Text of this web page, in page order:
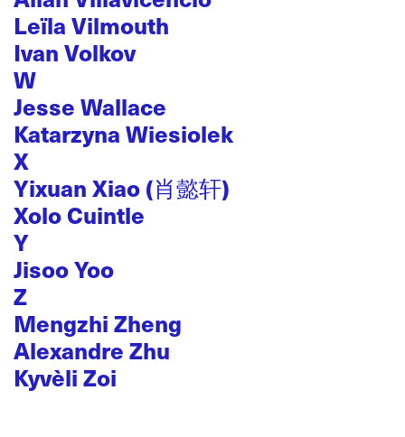
Leïla Vilmouth
Ivan Volkov
W
Jesse Wallace
Katarzyna Wiesiolek
X
Yixuan Xiao (肖懿轩)
Xolo Cuintle
Y
Jisoo Yoo
Z
Mengzhi Zheng
Alexandre Zhu
Kyvèli Zoi